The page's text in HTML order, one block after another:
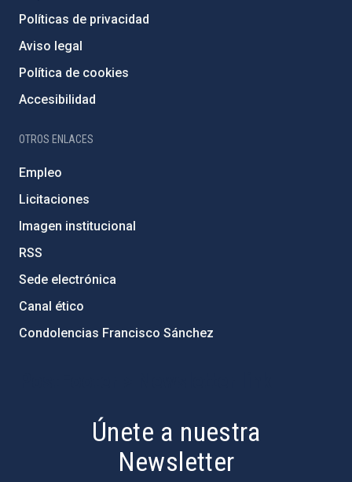
Políticas de privacidad
Aviso legal
Política de cookies
Accesibilidad
OTROS ENLACES
Empleo
Licitaciones
Imagen institucional
RSS
Sede electrónica
Canal ético
Condolencias Francisco Sánchez
Únete a nuestra
Newsletter